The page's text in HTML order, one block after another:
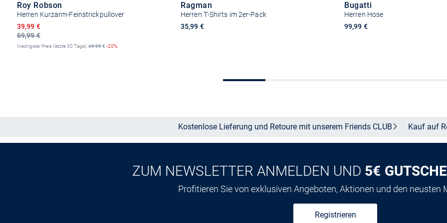
Roy Robson
Herren Kurzarm-Feinstrickpullover
69,99 €
Ermäßigter Preis
39,99 €
Niedrigster Preis (letzte 30 Tage):49,99€ -20%
Ragman
Herren T-Shirts im 2er-Pack
35,99 €
Größe auswählen
Bugatti
Herren Hose
99,99 €
Kostenlose Lieferung und Retoure mit unserem Friends CLUB Kauf auf
ZUM NEWSLETTER ANMELDEN UND 5€
Profitieren Sie von exklusiven Angeboten, Aktionen und den neusten
Registrieren